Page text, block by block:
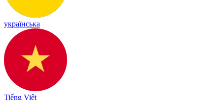
українська
Tiếng Việt